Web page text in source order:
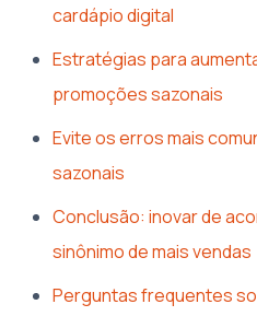
cardápio digital
Estratégias para
promoções sazonais
Evite os erros mais
sazonais
Conclusão: inovar de
sinônimo de mais vendas
Perguntas frequentes